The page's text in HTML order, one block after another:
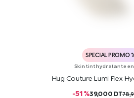
SPECIAL PROMO
Skin tint hydratante
Hug Couture Lumi Flex
-51 %39,000 DT